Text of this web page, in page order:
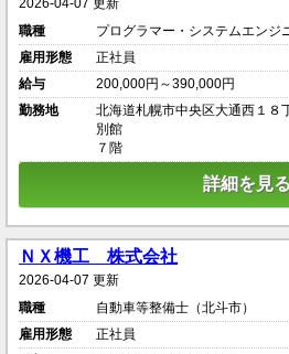
2026-04-07 更新
職種
プログラマー・システムエンジ
雇用形態
正社員
給与
200,000円～390,000円
勤務地
北海道札幌市中央区大通西１
別館
７階
詳細を見
ＮＸ機工 株式会社
2026-04-07 更新
職種
自動車等整備士（北斗市）
雇用形態
正社員